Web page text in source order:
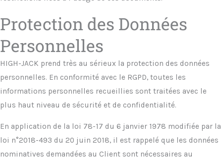
Protection des Données
Personnelles
HIGH-JACK prend très au sérieux la protection des données
personnelles. En conformité avec le RGPD, toutes les
informations personnelles recueillies sont traitées avec le
plus haut niveau de sécurité et de confidentialité.
En application de la loi 78-17 du 6 janvier 1978 modifiée par la
loi n°2018-493 du 20 juin 2018, il est rappelé que les données
nominatives demandées au Client sont nécessaires au